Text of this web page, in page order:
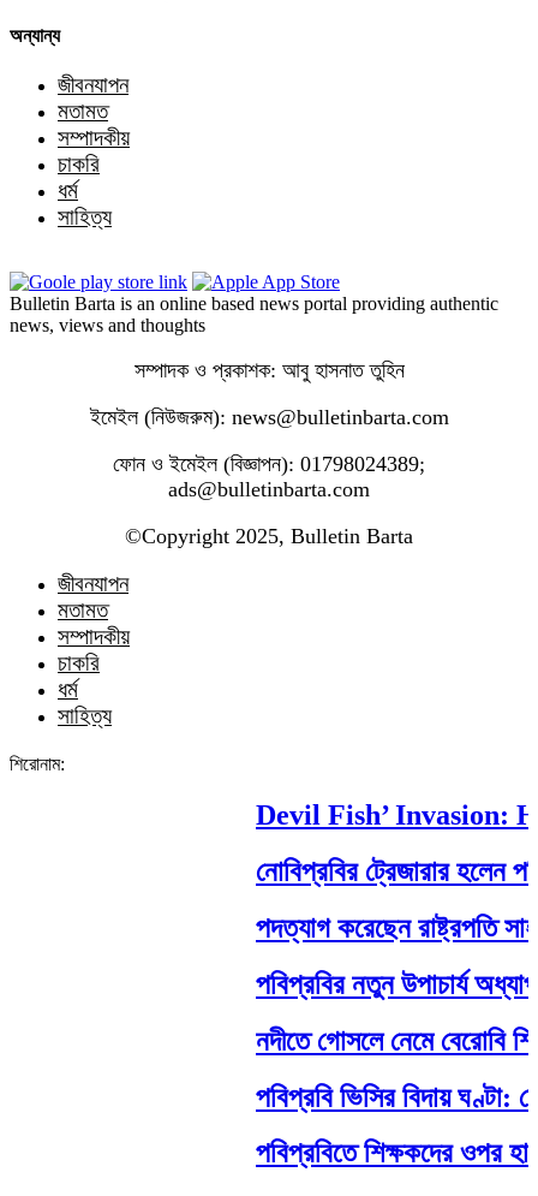
অন্যান্য
জীবনযাপন
মতামত
সম্পাদকীয়
চাকরি
ধর্ম
সাহিত্য
Bulletin Barta is an online based news portal providing authentic
news, views and thoughts
সম্পাদক ও প্রকাশক: আবু হাসনাত তুহিন
ইমেইল (নিউজরুম): news@bulletinbarta.com
ফোন ও ইমেইল (বিজ্ঞাপন): 01798024389;
ads@bulletinbarta.com
©️Copyright 2025, Bulletin Barta
জীবনযাপন
মতামত
সম্পাদকীয়
চাকরি
ধর্ম
সাহিত্য
শিরোনাম:
Devil Fish’ Invasion:
নোবিপ্রবির ট্রেজারার হলেন
পদত্যাগ করেছেন রাষ্ট্রপতি
পবিপ্রবির নতুন উপাচার্য
নদীতে গোসলে নেমে বেরোবি
পবিপ্রবি ভিসির বিদায় ঘণ্টা:
পবিপ্রবিতে শিক্ষকদের ওপর